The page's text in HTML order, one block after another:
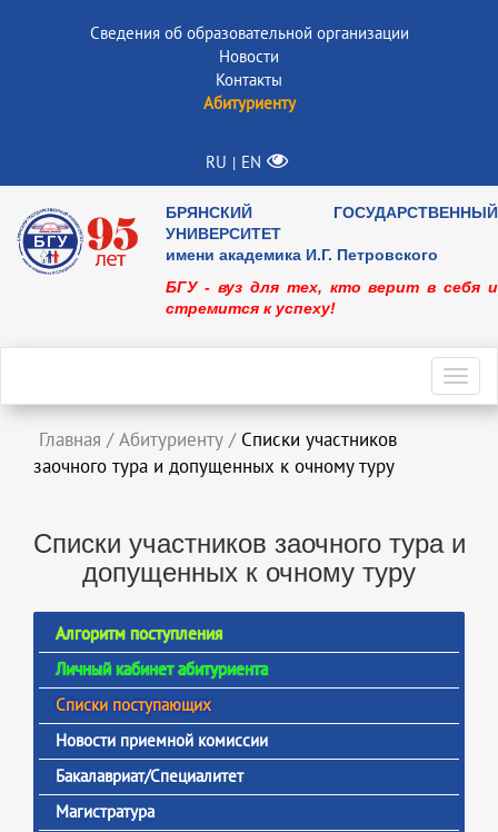
Сведения об образовательной организации
Новости
Контакты
Абитуриенту
RU | EN
БРЯНСКИЙ ГОСУДАРСТВЕННЫЙ
УНИВЕРСИТЕТ
имени академика И.Г. Петровского
БГУ - вуз для тех, кто верит в себя и
стремится к успеху!
Главная / Абитуриенту / Списки участников
заочного тура и допущенных к очному туру
Списки участников заочного тура и
допущенных к очному туру
Алгоритм поступления
Личный кабинет абитуриента
Списки поступающих
Новости приемной комиссии
Бакалавриат/Специалитет
Магистратура